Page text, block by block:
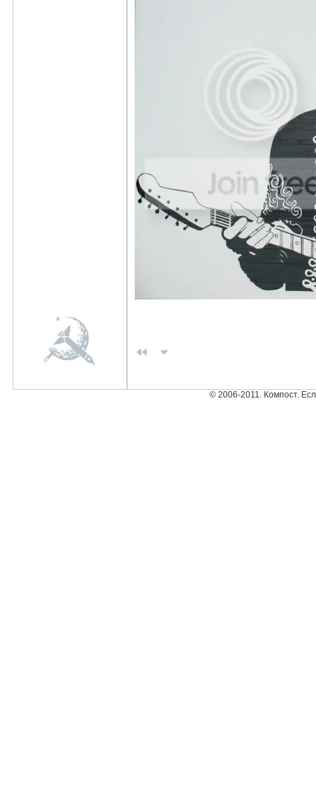
© 2006-2011. Компост.